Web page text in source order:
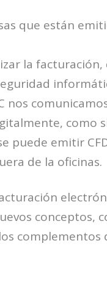
que están
la
nos
como
puede emitir
de la oficinas.
conceptos,